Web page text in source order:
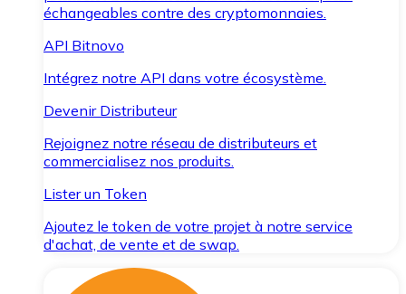
échangeables contre des cryptomonnaies.
API Bitnovo
Intégrez notre API dans votre écosystème.
Devenir Distributeur
Rejoignez notre réseau de distributeurs et
commercialisez nos produits.
Lister un Token
Ajoutez le token de votre projet à notre service
d'achat, de vente et de swap.